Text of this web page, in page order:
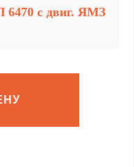
6470 с двиг. ЯМЗ